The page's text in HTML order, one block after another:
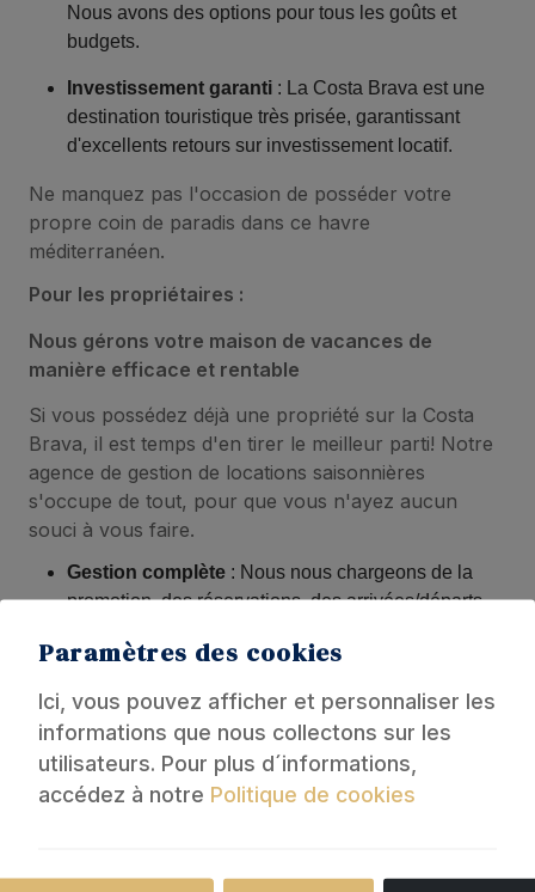
Nous avons des options pour tous les goûts et
budgets.
Investissement garanti : La Costa Brava est une
destination touristique très prisée, garantissant
d'excellents retours sur investissement locatif.
Ne manquez pas l'occasion de posséder votre
propre coin de paradis dans ce havre
méditerranéen.
Pour les propriétaires :
Nous gérons votre maison de vacances de
manière efficace et rentable
Si vous possédez déjà une propriété sur la Costa
Brava, il est temps d'en tirer le meilleur parti! Notre
agence de gestion de locations saisonnières
s'occupe de tout, pour que vous n'ayez aucun
souci à vous faire.
Gestion complète : Nous nous chargeons de la
promotion, des réservations, des arrivées/départs,
visibilité de votre maison sur des plateformes
internationales et optimisons les tarifs pour garantir
une occupation tout au long de l'année.
Soin professionnel: Nous savons à quel point
Paramètres des cookies
Ici, vous pouvez afficher et personnaliser les
informations que nous collectons sur les
utilisateurs. Pour plus d´informations,
accédez à notre Politique de cookies
Nécessaire